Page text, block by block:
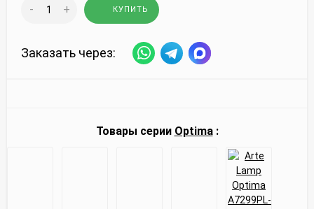
- + КУПИТЬ
Заказать через:
Товары серии Optima: